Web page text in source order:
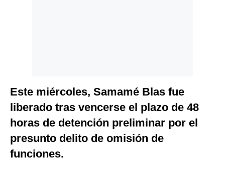
Este miércoles, Samamé Blas fue
liberado tras vencerse el plazo de 48
horas de detención preliminar por el
presunto delito de omisión de
funciones.